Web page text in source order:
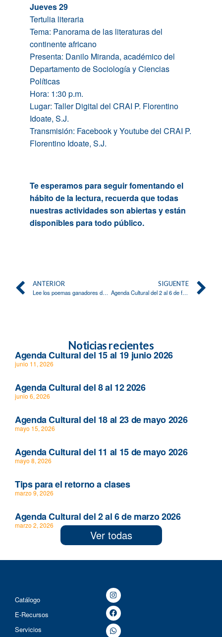
Jueves 29
Tertulia literaria
Tema: Panorama de las literaturas del
continente africano
Presenta: Danilo Miranda, académico del
Departamento de Sociología y Ciencias
Políticas
Hora: 1:30 p.m.
Lugar: Taller Digital del CRAI P. Florentino
Idoate, S.J.
Transmisión: Facebook y Youtube del CRAI P.
Florentino Idoate, S.J.
Te esperamos para seguir fomentando el
hábito de la lectura, recuerda que todas
nuestras actividades son abiertas y están
disponibles para todo público.
ANTERIOR
Lee los poemas ganadores del XVIII Certamen de Talento Joven
SIGUENTE
Agenda Cultural del 2 al 6 de febrero 2026
Noticias recientes
Agenda Cultural del 15 al 19 junio 2026
junio 11, 2026
Agenda Cultural del 8 al 12 2026
junio 6, 2026
Agenda Cultural del 18 al 23 de mayo 2026
mayo 15, 2026
Agenda Cultural del 11 al 15 de mayo 2026
mayo 8, 2026
Tips para el retorno a clases
marzo 9, 2026
Agenda Cultural del 2 al 6 de marzo 2026
marzo 2, 2026
Ver todas
Catálogo
E-Recursos
Servicios